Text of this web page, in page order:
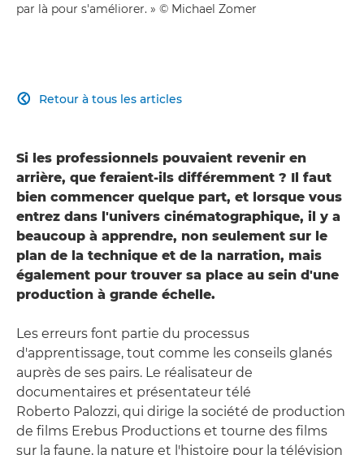
par là pour s'améliorer. » © Michael Zomer
Retour à tous les articles

Si les professionnels pouvaient revenir en
arrière, que feraient-ils différemment ? Il faut
bien commencer quelque part, et lorsque vous
entrez dans l'univers cinématographique, il y a
beaucoup à apprendre, non seulement sur le
plan de la technique et de la narration, mais
également pour trouver sa place au sein d'une
production à grande échelle.
Les erreurs font partie du processus
d'apprentissage, tout comme les conseils glanés
auprès de ses pairs. Le réalisateur de
documentaires et présentateur télé
Roberto Palozzi, qui dirige la société de production
de films Erebus Productions et tourne des films
sur la faune, la nature et l'histoire pour la télévision